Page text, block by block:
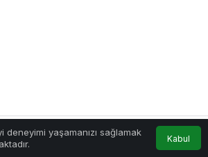
yaşamanızı sağlamak
Kabul